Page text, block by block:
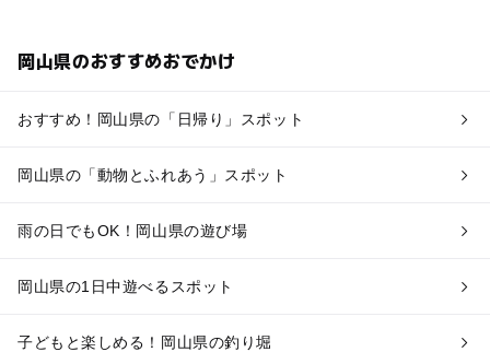
岡山県のおすすめおでかけ
おすすめ！岡山県の「日帰り」スポット
岡山県の「動物とふれあう」スポット
雨の日でもOK！岡山県の遊び場
岡山県の1日中遊べるスポット
子どもと楽しめる！岡山県の釣り堀